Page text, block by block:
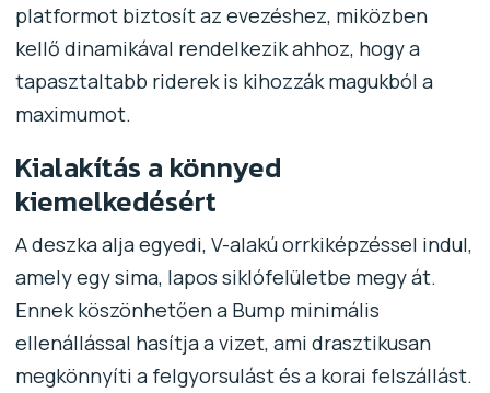
platformot biztosít az evezéshez, miközben
kellő dinamikával rendelkezik ahhoz, hogy a
tapasztaltabb riderek is kihozzák magukból a
maximumot.
Kialakítás a könnyed
kiemelkedésért
A deszka alja egyedi, V-alakú orrkiképzéssel indul,
amely egy sima, lapos siklófelületbe megy át.
Ennek köszönhetően a Bump minimális
ellenállással hasítja a vizet, ami drasztikusan
megkönnyíti a felgyorsulást és a korai felszállást.